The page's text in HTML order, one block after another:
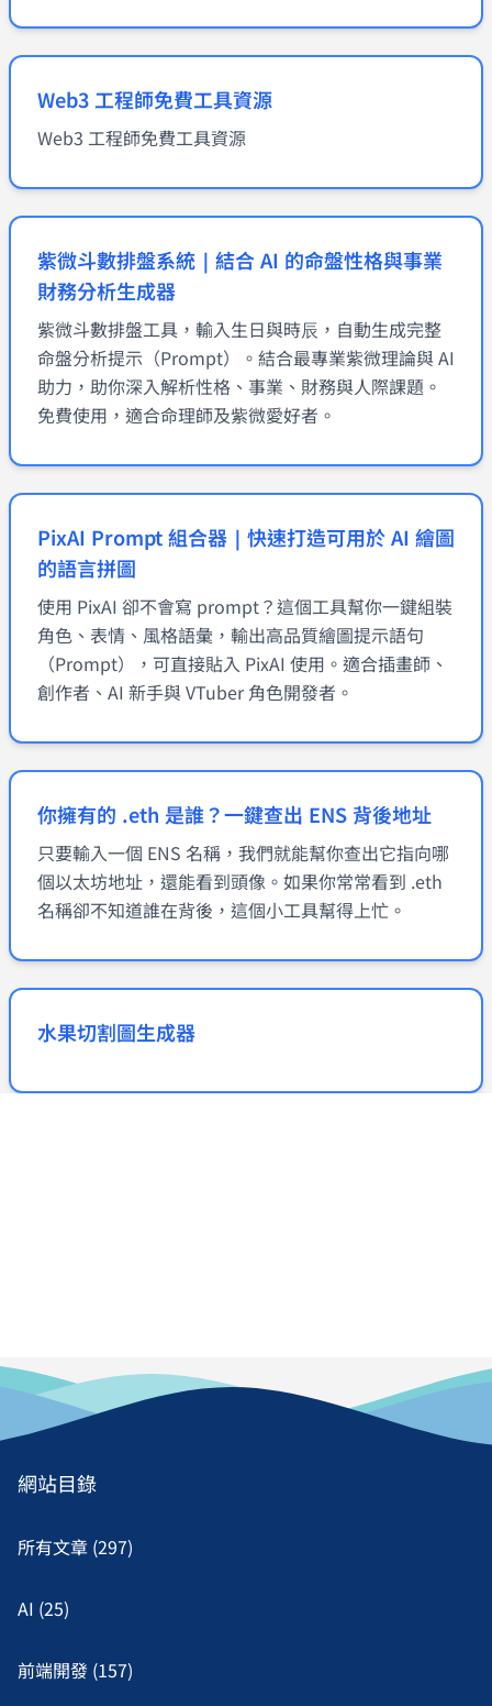
Web3 工程師免費工具資源
Web3 工程師免費工具資源
紫微斗數排盤系統｜結合 AI 的命盤性格與事業
財務分析生成器
紫微斗數排盤工具，輸入生日與時辰，自動生成完整
命盤分析提示（Prompt）。結合最專業紫微理論與 AI
助力，助你深入解析性格、事業、財務與人際課題。
免費使用，適合命理師及紫微愛好者。
PixAI Prompt 組合器｜快速打造可用於 AI 繪圖
的語言拼圖
使用 PixAI 卻不會寫 prompt？這個工具幫你一鍵組裝
角色、表情、風格語彙，輸出高品質繪圖提示語句
（Prompt），可直接貼入 PixAI 使用。適合插畫師、
創作者、AI 新手與 VTuber 角色開發者。
你擁有的 .eth 是誰？一鍵查出 ENS 背後地址
只要輸入一個 ENS 名稱，我們就能幫你查出它指向哪
個以太坊地址，還能看到頭像。如果你常常看到 .eth
名稱卻不知道誰在背後，這個小工具幫得上忙。
水果切割圖生成器
網站目錄
所有文章 (297)
AI (25)
前端開發 (157)